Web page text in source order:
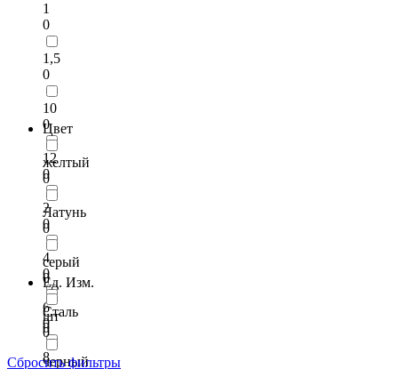
1
0
1,5
0
10
0
12
0
2
0
4
0
6
0
8
Цвет
желтый
0
Латунь
0
серый
0
Сталь
0
черный
Ед. Изм.
шт
0
Сбросить фильтры